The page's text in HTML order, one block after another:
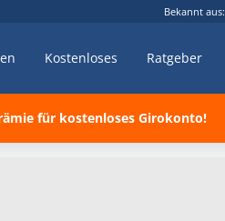
Bekannt aus:
Kostenloses Ratgeber
für kostenloses Girokonto!